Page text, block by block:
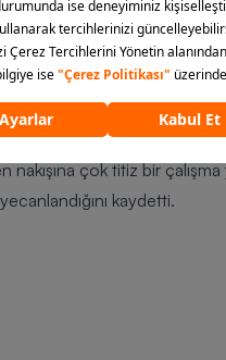
özel hologramlı seri
sertifikalarıyla
numaralı formayı Onursal
formaya taraftara verilecek
Tesislerinde düzenlenen
çok titiz bir çalışma
kaydetti.